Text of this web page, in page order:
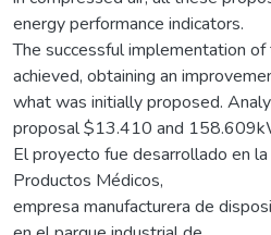
energy performance indicators.
The successful implementation
achieved, obtaining an
what was initially proposed.
proposal $13.410 and
El proyecto fue desarrollado en
Productos Médicos,
empresa manufacturera de